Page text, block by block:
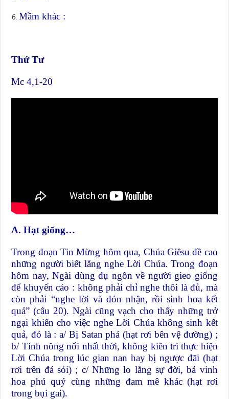
Mầm khác :
Thứ Tư
Mc 4,1-20
A. Hạt giống…
Trong đoạn Tin Mừng hôm qua, Chúa Giêsu đề cao
những người biết lắng nghe Lời Chúa. Trong đoạn
hôm nay, Ngài dùng dụ ngôn về người gieo giống
để khuyến cáo : không phải chỉ nghe thôi là đủ, mà
còn phải “nghe lời và đón nhận, rồi sinh hoa kết
quả” (câu 20). Ngài cũng vạch cho thấy những trở
ngại khiến cho việc nghe Lời Chúa không sinh kết
quả, đó là : a/ Bị Satan phá (hạt rơi bên vệ đường) ;
b/ Tính nông nổi nhất thời, không kiên trì thực hiện
Lời Chúa trong lúc gian nan hay bị ngược đãi (hạt
rơi trên đá sỏi) ; c/ Những lo lắng sự đời, bả vinh
hoa phú quý cùng những đam mê khác (hạt rơi
trong bụi gai).